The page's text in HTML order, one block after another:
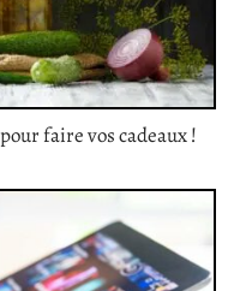
faire vos cadeaux !